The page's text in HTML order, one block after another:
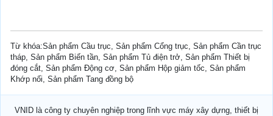
Từ khóa:Sản phẩm Cầu trục, Sản phẩm Cổng trục, Sản phẩm Cần trục
tháp, Sản phẩm Biến tần, Sản phẩm Tủ điện trở, Sản phẩm Thiết bị
đóng cắt, Sản phẩm Động cơ, Sản phẩm Hộp giảm tốc, Sản phẩm
Khớp nối, Sản phẩm Tang đồng bộ
VNID là công ty chuyên nghiệp trong lĩnh vực máy xây dựng, thiết bị